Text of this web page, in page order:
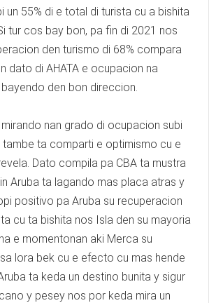
un 55% di e total di turista cu a bishita
tur cos bay bon, pa fin di 2021 nos
den turismo di 68% compara
dato di AHATA e ocupacion na
den bon direccion.
nan grado di ocupacion subi
tambe ta comparti e optimismo cu e
Dato compila pa CBA ta mustra
Aruba ta lagando mas placa atras y
positivo pa Aruba su recuperacion
cu ta bishita nos Isla den su mayoria
e momentonan aki Merca su
lora bek cu e efecto cu mas hende
ta keda un destino bunita y sigur
y pesey nos por keda mira un